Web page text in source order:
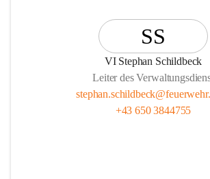
SS
VI Stephan Schildbeck
Leiter des
+43 650 3844755